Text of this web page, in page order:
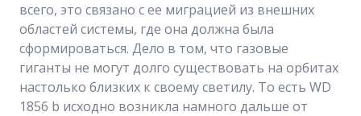
всего, это связано с ее миграцией из внешних
областей системы, где она должна была
сформироваться. Дело в том, что газовые
гиганты не могут долго существовать на орбитах
настолько близких к своему светилу. То есть WD
1856 b исходно возникла намного дальше от